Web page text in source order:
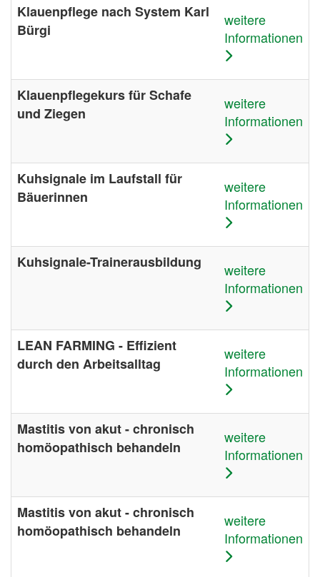
Klauenpflege nach System Karl
Bürgi
weitere
Informationen
Klauenpflegekurs für Schafe
und Ziegen
weitere
Informationen
Kuhsignale im Laufstall für
Bäuerinnen
weitere
Informationen
Kuhsignale-Trainerausbildung
weitere
Informationen
LEAN FARMING - Effizient
durch den Arbeitsalltag
weitere
Informationen
Mastitis von akut - chronisch
homöopathisch behandeln
weitere
Informationen
Mastitis von akut - chronisch
homöopathisch behandeln
weitere
Informationen